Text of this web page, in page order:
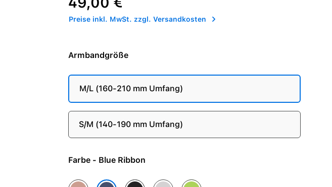
Preise inkl. MwSt. zzgl. Versandkosten
Armbandgröße
M/L (160-210 mm Umfang)
S/M (140-190 mm Umfang)
Farbe - Blue Ribbon